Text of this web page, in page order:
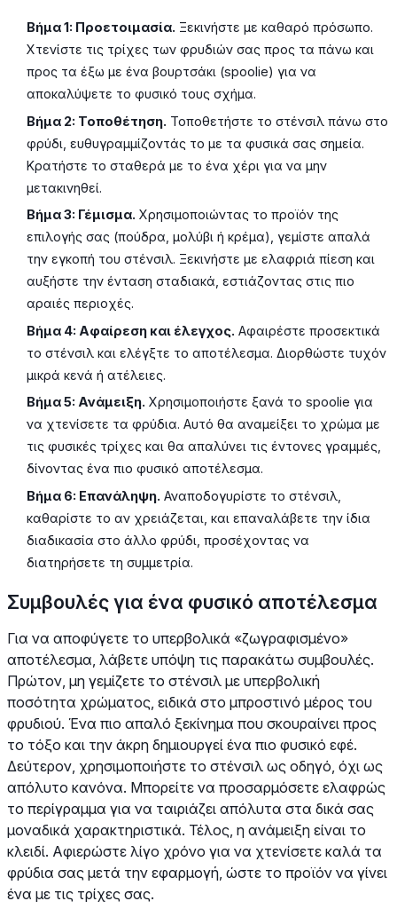
Βήμα 1: Προετοιμασία. Ξεκινήστε με καθαρό πρόσωπο.
Χτενίστε τις τρίχες των φρυδιών σας προς τα πάνω και
προς τα έξω με ένα βουρτσάκι (spoolie) για να
αποκαλύψετε το φυσικό τους σχήμα.
Βήμα 2: Τοποθέτηση. Τοποθετήστε το στένσιλ πάνω στο
φρύδι, ευθυγραμμίζοντάς το με τα φυσικά σας σημεία.
Κρατήστε το σταθερά με το ένα χέρι για να μην
μετακινηθεί.
Βήμα 3: Γέμισμα. Χρησιμοποιώντας το προϊόν της
επιλογής σας (πούδρα, μολύβι ή κρέμα), γεμίστε απαλά
την εγκοπή του στένσιλ. Ξεκινήστε με ελαφριά πίεση και
αυξήστε την ένταση σταδιακά, εστιάζοντας στις πιο
αραιές περιοχές.
Βήμα 4: Αφαίρεση και έλεγχος. Αφαιρέστε προσεκτικά
το στένσιλ και ελέγξτε το αποτέλεσμα. Διορθώστε τυχόν
μικρά κενά ή ατέλειες.
Βήμα 5: Ανάμειξη. Χρησιμοποιήστε ξανά το spoolie για
να χτενίσετε τα φρύδια. Αυτό θα αναμείξει το χρώμα με
τις φυσικές τρίχες και θα απαλύνει τις έντονες γραμμές,
δίνοντας ένα πιο φυσικό αποτέλεσμα.
Βήμα 6: Επανάληψη. Αναποδογυρίστε το στένσιλ,
καθαρίστε το αν χρειάζεται, και επαναλάβετε την ίδια
διαδικασία στο άλλο φρύδι, προσέχοντας να
διατηρήσετε τη συμμετρία.
Συμβουλές για ένα φυσικό αποτέλεσμα
Για να αποφύγετε το υπερβολικά «ζωγραφισμένο»
αποτέλεσμα, λάβετε υπόψη τις παρακάτω συμβουλές.
Πρώτον, μη γεμίζετε το στένσιλ με υπερβολική
ποσότητα χρώματος, ειδικά στο μπροστινό μέρος του
φρυδιού. Ένα πιο απαλό ξεκίνημα που σκουραίνει προς
το τόξο και την άκρη δημιουργεί ένα πιο φυσικό εφέ.
Δεύτερον, χρησιμοποιήστε το στένσιλ ως οδηγό, όχι ως
απόλυτο κανόνα. Μπορείτε να προσαρμόσετε ελαφρώς
το περίγραμμα για να ταιριάζει απόλυτα στα δικά σας
μοναδικά χαρακτηριστικά. Τέλος, η ανάμειξη είναι το
κλειδί. Αφιερώστε λίγο χρόνο για να χτενίσετε καλά τα
φρύδια σας μετά την εφαρμογή, ώστε το προϊόν να γίνει
ένα με τις τρίχες σας.